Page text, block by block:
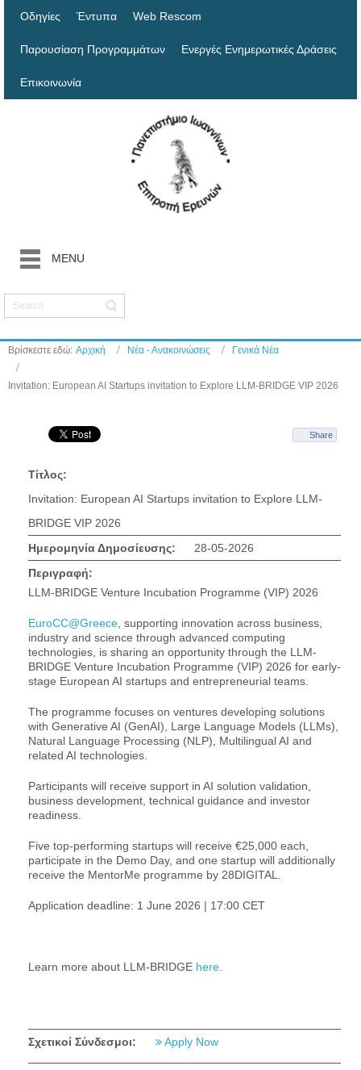
Οδηγίες Έντυπα Web Rescom
Παρουσίαση Προγραμμάτων Ενεργές Ενημερωτικές Δράσεις
Επικοινωνία
MENU
Βρίσκεστε εδώ: Αρχική Νέα - Ανακοινώσεις Γενικά Νέα
Invitation: European AI Startups invitation to Explore LLM-BRIDGE VIP 2026
Share
Τίτλος:
Invitation: European AI Startups invitation to Explore LLM-
BRIDGE VIP 2026
Ημερομηνία Δημοσίευσης:
28-05-2026
Περιγραφή:
LLM-BRIDGE Venture Incubation Programme (VIP) 2026
EuroCC@Greece , supporting innovation across business,
industry and science through advanced computing
technologies, is sharing an opportunity through the LLM-
BRIDGE Venture Incubation Programme (VIP) 2026 for early-
stage European AI startups and entrepreneurial teams.
The programme focuses on ventures developing solutions
with Generative AI (GenAI), Large Language Models (LLMs),
Natural Language Processing (NLP), Multilingual AI and
related AI technologies.
Participants will receive support in AI solution validation,
business development, technical guidance and investor
readiness.
Five top-performing startups will receive €25,000 each,
participate in the Demo Day, and one startup will additionally
receive the MentorMe programme by 28DIGITAL.
Application deadline: 1 June 2026 | 17:00 CET
Learn more about LLM-BRIDGE here
Σχετικοί Σύνδεσμοι: Apply Now